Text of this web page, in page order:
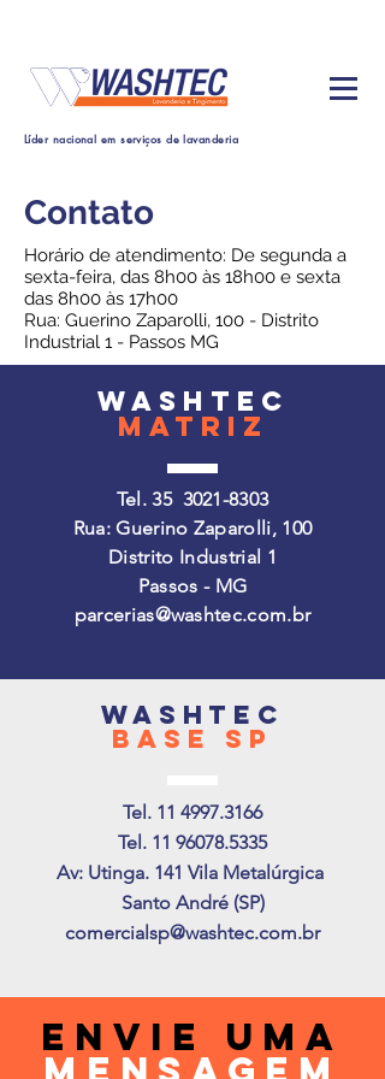
Líder nacional em serviços de lavanderia
Contato
Horário de atendimento: De segunda a
sexta-feira, das 8h00 às 18h00 e sexta
das 8h00 às 17h00
Rua: Guerino Zaparolli, 100 - Distrito
Industrial 1 - Passos MG
washtec
matriz
Tel. 35 3021-8303
Rua: Guerino Zaparolli, 100
Distrito Industrial 1
Passos - MG
parcerias@washtec.com.br
washtec
base sp
Tel. 11 4997.3166
Tel. 11 96078.5335
Av: Utinga. 141 Vila Metalúrgica
Santo André (SP)
comercialsp@washtec.com.br
envie uma